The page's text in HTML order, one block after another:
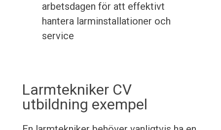
arbetsdagen för att effektivt
hantera larminstallationer och
service
Larmtekniker CV
utbildning exempel